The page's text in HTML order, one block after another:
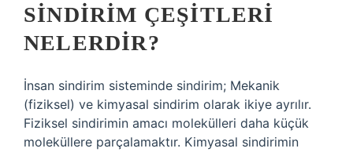
SINDIRIM ÇEŞITLERI
NELERDIR?
İnsan sindirim sisteminde sindirim; Mekanik
(fiziksel) ve kimyasal sindirim olarak ikiye ayrılır.
Fiziksel sindirimin amacı molekülleri daha küçük
moleküllere parçalamaktır. Kimyasal sindirimin